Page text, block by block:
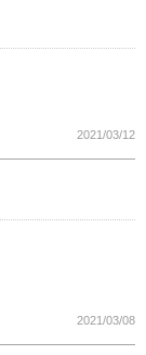
2021/03/12
2021/03/08